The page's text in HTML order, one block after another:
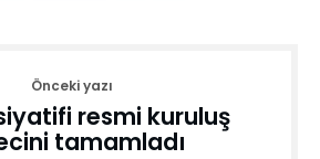
Önceki yazı
resmi kuruluş
tamamladı